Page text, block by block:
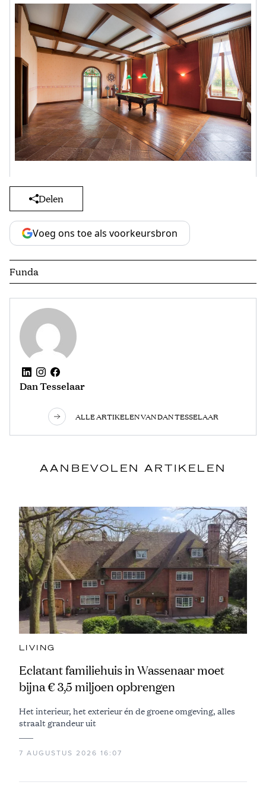
Delen
Voeg ons toe als voorkeursbron
Funda
Dan Tesselaar
ALLE ARTIKELEN VAN DAN TESSELAAR
AANBEVOLEN ARTIKELEN
LIVING
Eclatant familiehuis in Wassenaar moet
bijna € 3,5 miljoen opbrengen
Het interieur, het exterieur én de groene omgeving, alles
straalt grandeur uit
7 AUGUSTUS 2026 16:07